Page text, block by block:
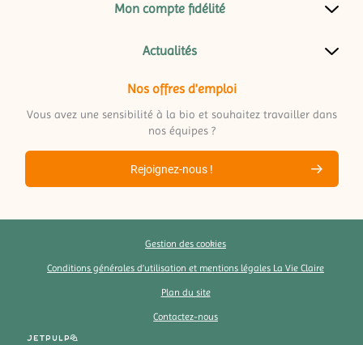
Mon compte fidélité
Actualités
Nos offres d'emploi
Vous avez une sensibilité à la bio et souhaitez travailler dans
nos équipes ?
Rejoignez-nous !
Gestion des cookies
Conditions générales d’utilisation et mentions légales La Vie Claire
Plan du site
Contactez-nous